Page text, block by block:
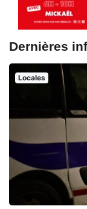
Dernières
Locales